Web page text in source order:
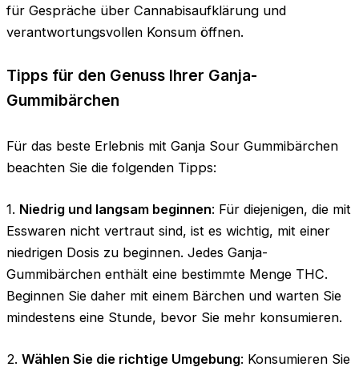
für Gespräche über Cannabisaufklärung und
verantwortungsvollen Konsum öffnen.
Tipps für den Genuss Ihrer Ganja-
Gummibärchen
Für das beste Erlebnis mit Ganja Sour Gummibärchen
beachten Sie die folgenden Tipps:
1. Niedrig und langsam beginnen: Für diejenigen, die mit
Esswaren nicht vertraut sind, ist es wichtig, mit einer
niedrigen Dosis zu beginnen. Jedes Ganja-
Gummibärchen enthält eine bestimmte Menge THC.
Beginnen Sie daher mit einem Bärchen und warten Sie
mindestens eine Stunde, bevor Sie mehr konsumieren.
2. Wählen Sie die richtige Umgebung: Konsumieren Sie